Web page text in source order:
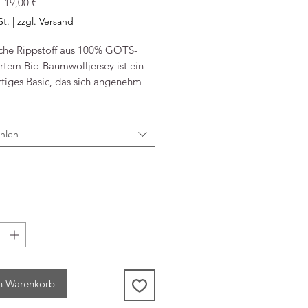
Preis
| zzgl. Versand
Rippstoff aus 100% GOTS-
Bio-Baumwolljersey ist ein
Basic, das sich angenehm
aus 100% GOTS-zertifizierter
Passform
London Logo-Lasche am
Warenkorb